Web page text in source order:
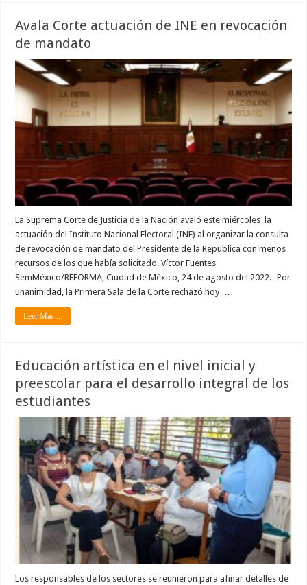
Avala Corte actuación de INE en revocación
de mandato
La Suprema Corte de Justicia de la Nación avaló este miércoles la
actuación del Instituto Nacional Electoral (INE) al organizar la consulta
de revocación de mandato del Presidente de la Republica con menos
recursos de los que había solicitado. Víctor Fuentes
SemMéxico/REFORMA, Ciudad de México, 24 de agosto del 2022.- Por
unanimidad, la Primera Sala de la Corte rechazó hoy …
Leer Mas ...
Educación artística en el nivel inicial y
preescolar para el desarrollo integral de los
estudiantes
Los responsables de los sectores se reunieron para afinar detalles de